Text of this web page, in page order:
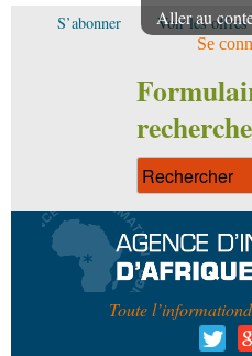
Aller au
S’abonner Voir les offres
Se
recherche
Toute l’information